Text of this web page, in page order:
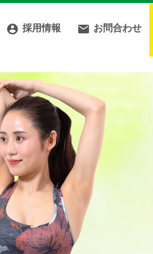
 採用情報  お問合わせ